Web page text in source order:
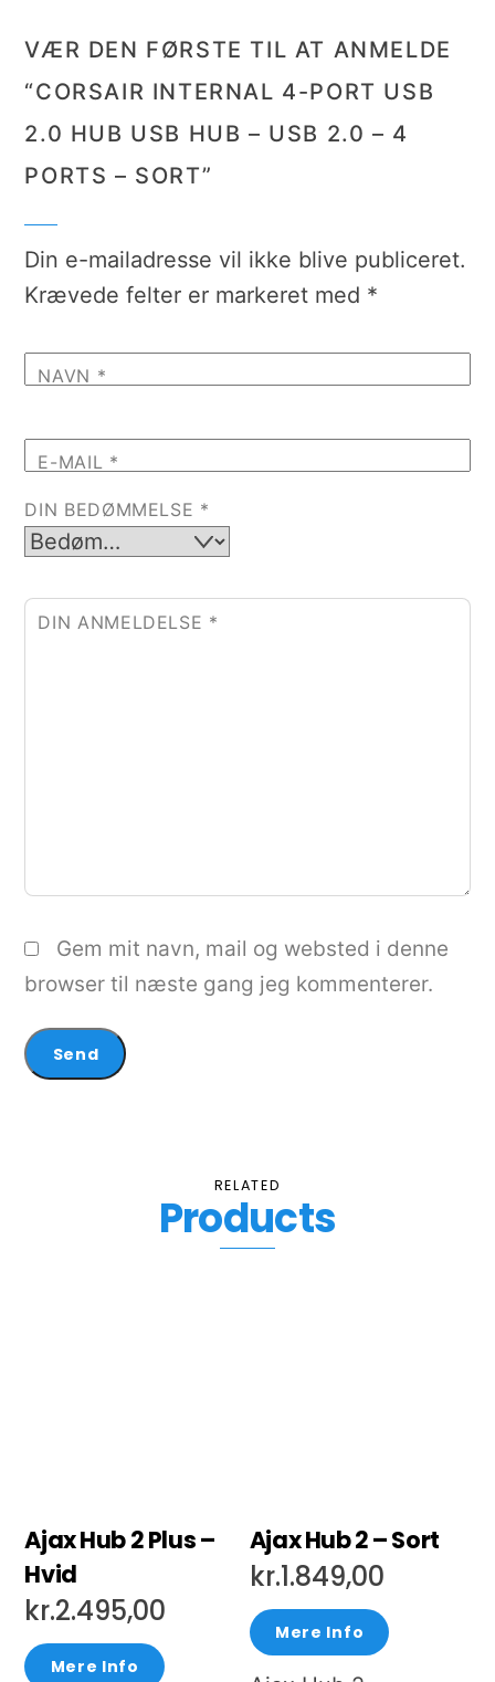
VÆR DEN FØRSTE TIL AT ANMELDE
“CORSAIR INTERNAL 4-PORT USB
2.0 HUB USB HUB – USB 2.0 – 4
PORTS – SORT”
Din e-mailadresse vil ikke blive publiceret.
Krævede felter er markeret med *
NAVN *
E-MAIL *
DIN BEDØMMELSE *
DIN ANMELDELSE *
Gem mit navn, mail og websted i denne
browser til næste gang jeg kommenterer.
RELATED
Products
Ajax Hub 2 Plus –
Hvid
kr.2.495,00
Mere Info
Ajax Hub 2 – Sort
kr.1.849,00
Mere Info